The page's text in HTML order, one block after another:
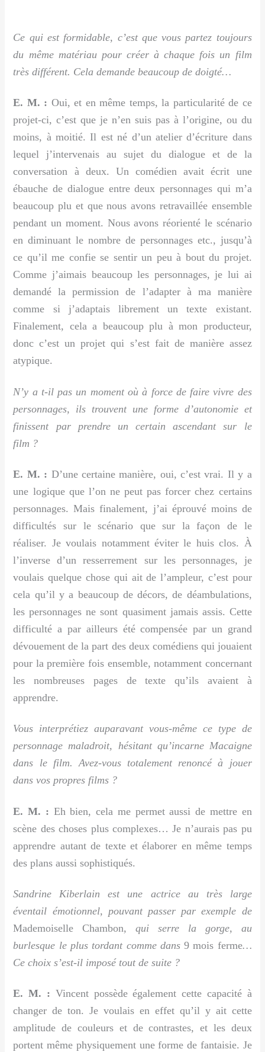
Ce qui est formidable, c’est que vous partez toujours
du même matériau pour créer à chaque fois un film
très différent. Cela demande beaucoup de doigté…
E. M. : Oui, et en même temps, la particularité de ce
projet-ci, c’est que je n’en suis pas à l’origine, ou du
moins, à moitié. Il est né d’un atelier d’écriture dans
lequel j’intervenais au sujet du dialogue et de la
conversation à deux. Un comédien avait écrit une
ébauche de dialogue entre deux personnages qui m’a
beaucoup plu et que nous avons retravaillée ensemble
pendant un moment. Nous avons réorienté le scénario
en diminuant le nombre de personnages etc., jusqu’à
ce qu’il me confie se sentir un peu à bout du projet.
Comme j’aimais beaucoup les personnages, je lui ai
demandé la permission de l’adapter à ma manière
comme si j’adaptais librement un texte existant.
Finalement, cela a beaucoup plu à mon producteur,
donc c’est un projet qui s’est fait de manière assez
atypique.
N’y a t-il pas un moment où à force de faire vivre des
personnages, ils trouvent une forme d’autonomie et
finissent par prendre un certain ascendant sur le
film ?
E. M. : D’une certaine manière, oui, c’est vrai. Il y a
une logique que l’on ne peut pas forcer chez certains
personnages. Mais finalement, j’ai éprouvé moins de
difficultés sur le scénario que sur la façon de le
réaliser. Je voulais notamment éviter le huis clos. À
l’inverse d’un resserrement sur les personnages, je
voulais quelque chose qui ait de l’ampleur, c’est pour
cela qu’il y a beaucoup de décors, de déambulations,
les personnages ne sont quasiment jamais assis. Cette
difficulté a par ailleurs été compensée par un grand
dévouement de la part des deux comédiens qui jouaient
pour la première fois ensemble, notamment concernant
les nombreuses pages de texte qu’ils avaient à
apprendre.
Vous interprétiez auparavant vous-même ce type de
personnage maladroit, hésitant qu’incarne Macaigne
dans le film. Avez-vous totalement renoncé à jouer
dans vos propres films ?
E. M. : Eh bien, cela me permet aussi de mettre en
scène des choses plus complexes… Je n’aurais pas pu
apprendre autant de texte et élaborer en même temps
des plans aussi sophistiqués.
Sandrine Kiberlain est une actrice au très large
éventail émotionnel, pouvant passer par exemple de
Mademoiselle Chambon, qui serre la gorge, au
burlesque le plus tordant comme dans9 mois ferme…
Ce choix s’est-il imposé tout de suite ?
E. M. : Vincent possède également cette capacité à
changer de ton. Je voulais en effet qu’il y ait cette
amplitude de couleurs et de contrastes, et les deux
portent même physiquement une forme de fantaisie. Je